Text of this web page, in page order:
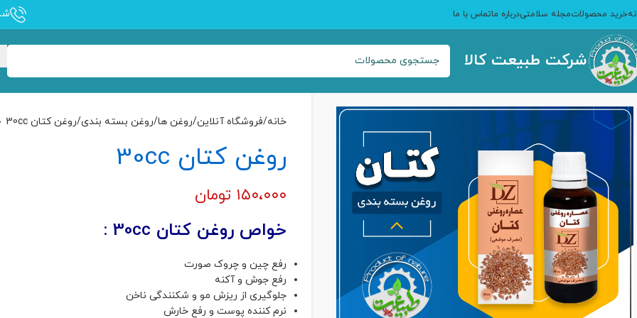
خرید محصولاتمجله سلامتیدرباره ماتماس با ما
شرکت طبیعت کالا
خانه فروشگاه آنلاین روغن ها روغن بسته بندی روغن کتان 30cc
روغن کتان 30cc
۱۵۰،۰۰۰ تومان
خواص روغن کتان 30cc :
رفع چین و چروک صورت
رفع جوش و آکنه
جلوگیری از ریزش مو و شکنندگی ناخن
نرم کننده پوست و رفع خارش